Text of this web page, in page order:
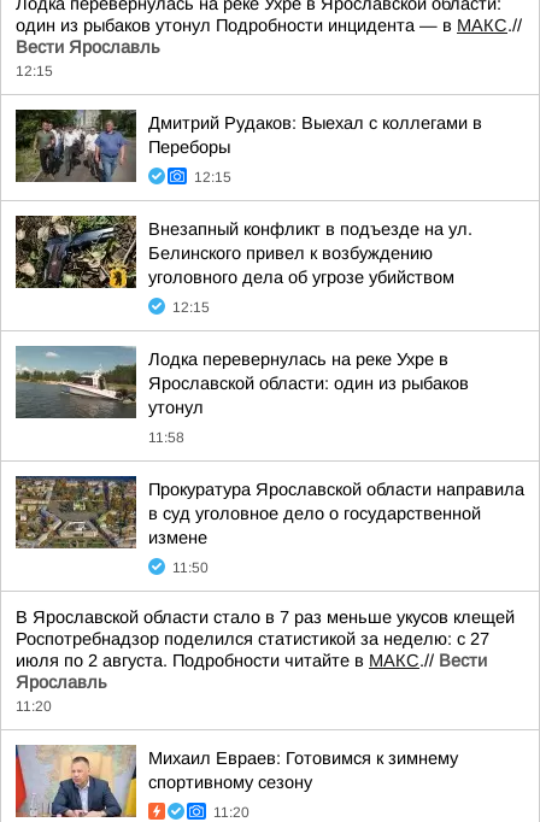
один из рыбаков утонул Подробности инцидента — в МАКС.//
Вести Ярославль
12:15
Дмитрий Рудаков: Выехал с коллегами в
Переборы
12:15
Внезапный конфликт в подъезде на ул.
Белинского привел к возбуждению
уголовного дела об угрозе убийством
12:15
Лодка перевернулась на реке Ухре в
Ярославской области: один из рыбаков
утонул
11:58
Прокуратура Ярославской области направила
в суд уголовное дело о государственной
измене
11:50
В Ярославской области стало в 7 раз меньше укусов клещей
Роспотребнадзор поделился статистикой за неделю: с 27
июля по 2 августа. Подробности читайте в МАКС.// Вести
Ярославль
11:20
Михаил Евраев: Готовимся к зимнему
спортивному сезону
11:20